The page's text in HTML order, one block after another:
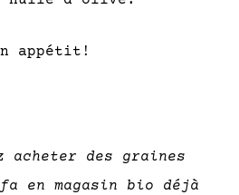
appétit!
acheter des graines
en magasin bio déjà